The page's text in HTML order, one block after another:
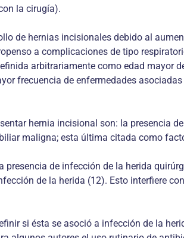
la cirugía).
de hernias incisionales debido al
a complicaciones de tipo
arbitrariamente como edad mayor
frecuencia de enfermedades
hernia incisional son: la presencia
maligna; esta última citada como
de infección de la herida
de la herida (12). Esto interfiere
si ésta se asoció a infección de la